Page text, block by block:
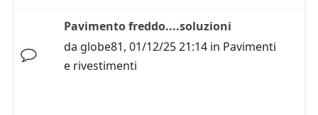
Pavimento freddo....soluzioni
da globe81, 01/12/25 21:14 in Pavimenti
e rivestimenti